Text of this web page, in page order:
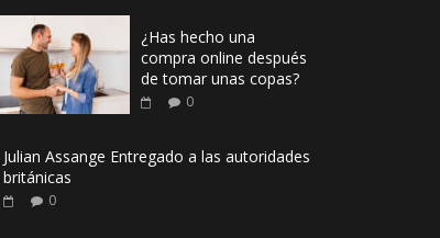
¿Has hecho una
compra online después
de tomar unas copas?
0
Julian Assange Entregado a las autoridades
británicas
0